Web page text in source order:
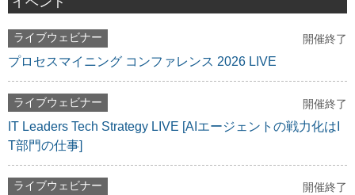
ライブウェビナー 開催終了
プロセスマイニング コンファレンス 2026 LIVE
ライブウェビナー 開催終了
IT Leaders Tech Strategy LIVE [AIエージェントの戦力化はI
T部門の仕事]
ライブウェビナー 開催終了